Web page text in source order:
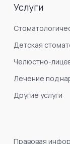
Услуги
Детская
Челюстно-
Лечение под
Другие услуги
Правовая